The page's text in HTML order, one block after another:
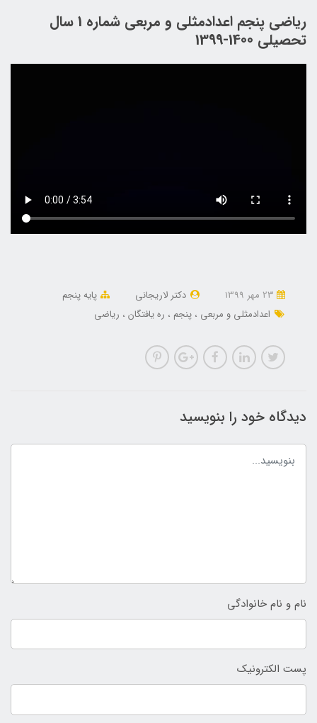
ریاضی پنجم اعدادمثلی و مربعی شماره 1 سال
تحصیلی 1400-1399
دکتر لاریجانی
پایه پنجم
اعدادمثلی و مربعی
پنجم ره یافتگان ریاضی
دیدگاه خود را بنویسید
نام و نام خانوادگی
پست الکترونیک